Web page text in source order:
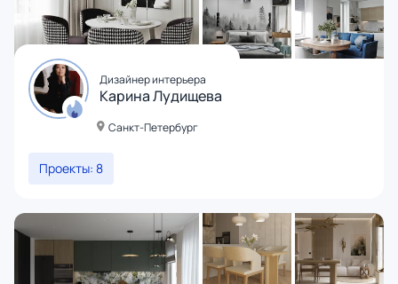
Дизайнер интерьера
Карина Лудищева
Санкт-Петербург
Проекты: 8